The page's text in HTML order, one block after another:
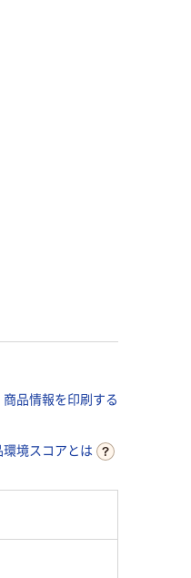
商品情報を印刷する
境スコアとは